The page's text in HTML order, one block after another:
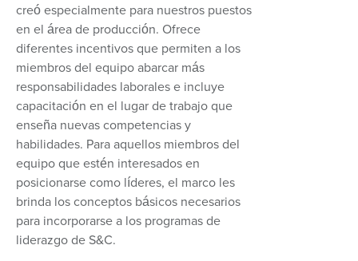
creó especialmente para nuestros puestos
en el área de producción. Ofrece
diferentes incentivos que permiten a los
miembros del equipo abarcar más
responsabilidades laborales e incluye
capacitación en el lugar de trabajo que
enseña nuevas competencias y
habilidades. Para aquellos miembros del
equipo que estén interesados en
posicionarse como líderes, el marco les
brinda los conceptos básicos necesarios
para incorporarse a los programas de
liderazgo de S&C.